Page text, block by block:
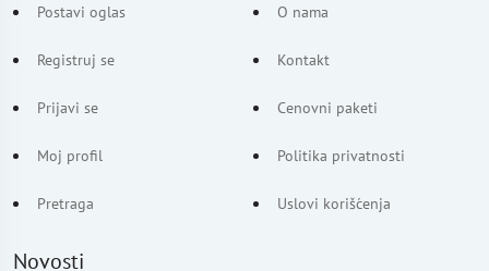
Postavi oglas
Registruj se
Prijavi se
Moj profil
Pretraga
O nama
Kontakt
Cenovni paketi
Politika privatnosti
Uslovi korišćenja
Novosti